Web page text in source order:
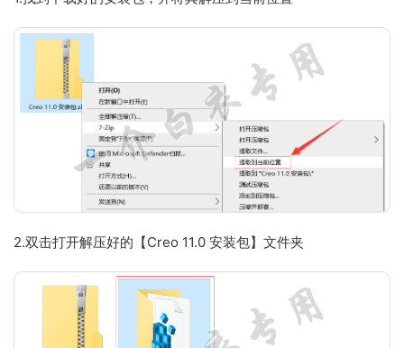
2.双击打开解压好的【Creo 11.0 安装包】文件夹